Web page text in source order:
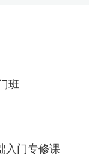
班
入门专修课